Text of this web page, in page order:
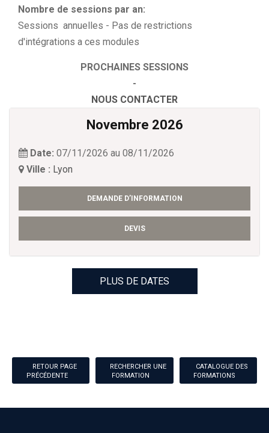
Nombre de sessions par an:
Sessions annuelles - Pas de restrictions
d'intégrations a ces modules
PROCHAINES SESSIONS
-
NOUS CONTACTER
Novembre 2026
Date: 07/11/2026 au 08/11/2026
Ville : Lyon
DEMANDE D’INFORMATION
DEVIS
PLUS DE DATES
RETOUR PAGE
PRÉCÉDENTE
RECHERCHER UNE
FORMATION
CATALOGUE DES
FORMATIONS